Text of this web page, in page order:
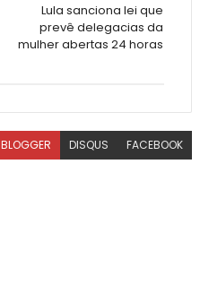
Lula sanciona lei que
prevê delegacias da
mulher abertas 24 horas
BLOGGER DISQUS FACEBOOK